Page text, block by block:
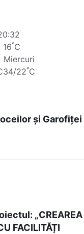
16°C
Miercuri
34/22°C
și Garofiței
„CREAREA
FACILITĂȚI